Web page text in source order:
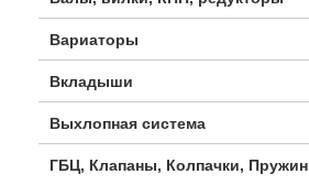
Вариаторы
Вкладыши
Выхлопная система
ГБЦ, Клапаны, Колпачки,